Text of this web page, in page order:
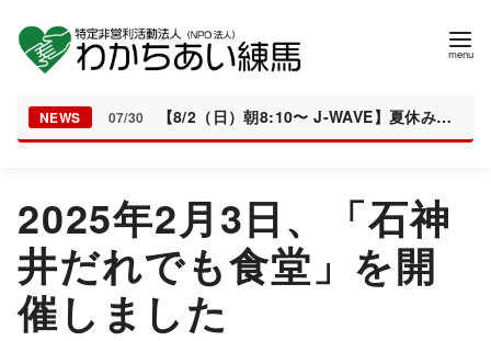
NEWS 07/30 【8/2（日）朝8:10〜 J-WAVE】夏休みの居場所「とんぼちゃんち」が紹介されます
2025年2月3日、「石神
井だれでも食堂」を開
催しました